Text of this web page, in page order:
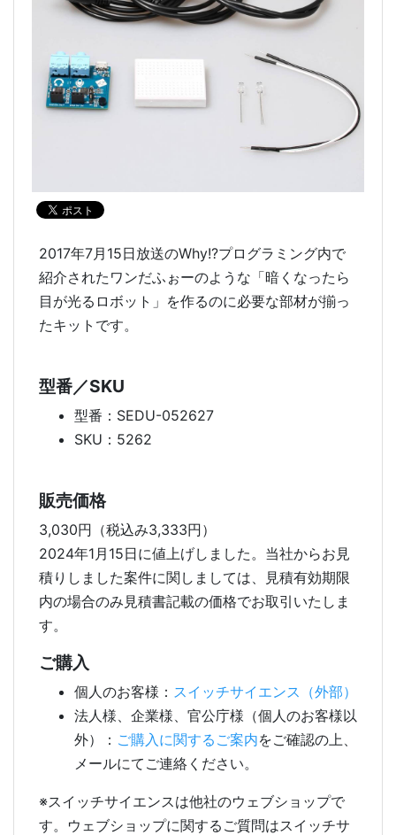
2017年7月15日放送のWhy!?プログラミング内で
紹介されたワンだふぉーのような「暗くなったら
目が光るロボット」を作るのに必要な部材が揃っ
たキットです。
型番／SKU
型番：SEDU-052627
SKU：5262
販売価格
3,030円（税込み3,333円）
2024年1月15日に値上げしました。当社からお見
積りしました案件に関しましては、見積有効期限
内の場合のみ見積書記載の価格でお取引いたしま
す。
ご購入
個人のお客様： スイッチサイエンス（外部）
法人様、企業様、官公庁様（個人のお客様以
外）： ご購入に関するご案内をご確認の上、
メールにてご連絡ください。
※スイッチサイエンスは他社のウェブショップで
す。ウェブショップに関するご質問はスイッチサ